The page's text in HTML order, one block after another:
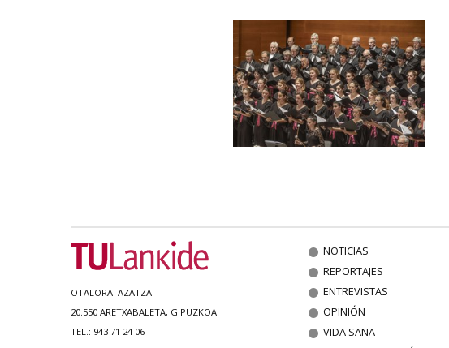
OTALORA. AZATZA.
20.550 ARETXABALETA, GIPUZKOA.
TEL.: 943 71 24 06
NOTICIAS
REPORTAJES
ENTREVISTAS
OPINIÓN
VIDA SANA